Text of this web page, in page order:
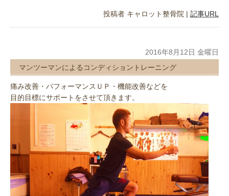
投稿者 キャロット整骨院 | 記事URL
2016年8月12日 金曜日
マンツーマンによるコンディショントレーニング
痛み改善・パフォーマンスＵＰ・機能改善などを
目的目標にサポートをさせて頂きます。